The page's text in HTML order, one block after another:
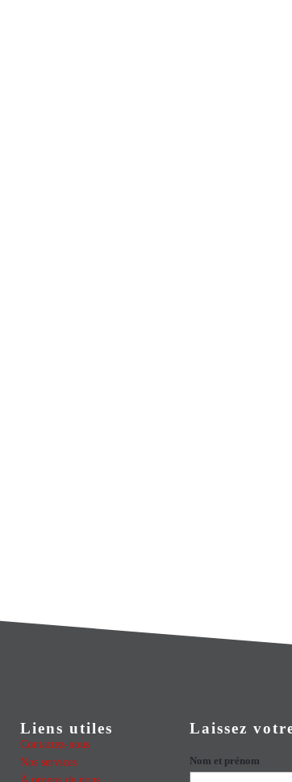
Liens utiles
Contactez-nous
Nos services
Laissez
Nom et prénom